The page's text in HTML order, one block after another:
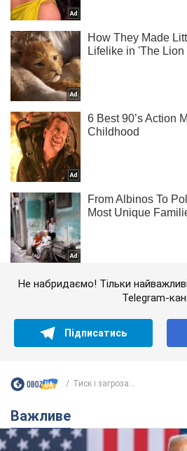
Не набридаємо! Тільки
Telegram-
Підписатись
Тиск і загроза...
Важливе